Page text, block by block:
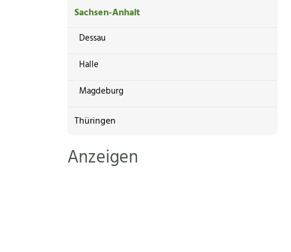
Sachsen-Anhalt
Dessau
Halle
Magdeburg
Thüringen
Anzeigen